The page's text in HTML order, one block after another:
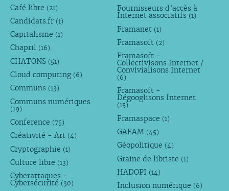
Café libre (21)
Candidats.fr (1)
Capitalisme (1)
Chapril (16)
CHATONS (51)
Cloud computing (6)
Communs (13)
Communs numériques
(19)
Conference (75)
Créativité - Art (4)
Cryptographie (1)
Culture libre (13)
Cyberattaques -
Cybersécurité (30)
Fournisseurs d’accès à
Internet associatifs (1)
Framanet (1)
Framasoft (2)
Framasoft -
Collectivisons Internet /
Convivialisons Internet
(6)
Framasoft -
Dégooglisons Internet
(15)
Framaspace (1)
GAFAM (45)
Géopolitique (4)
Graine de libriste (1)
HADOPI (14)
Inclusion numérique (6)